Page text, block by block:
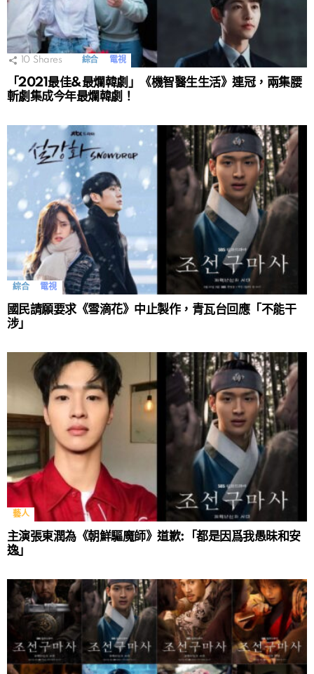
10 Shares 綜合 電視
「2021最佳&最爛韓劇」《機智醫生生活》連冠，兩集腰
斬劇集成今年最爛韓劇！
綜合 電視
國民請願要求《雪滴花》中止製作，青瓦台回應「不能干
涉」
藝人
主演張東潤為《朝鮮驅魔師》道歉:「都是因爲我愚昧和安
逸」